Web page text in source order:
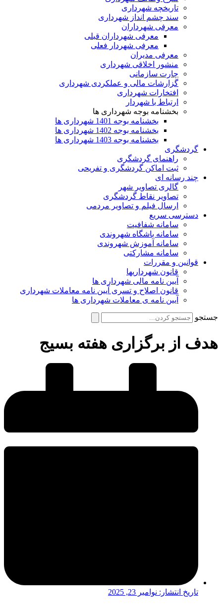
تاریخچه شهرداری
سند چشم انداز شهرداری
معرفی شهرداران
معرفی شهرداران قبلی
معرفی شهردار فعلی
معرفی مدیران
منشور اخلاقی شهرداری
چارت سازمانی
گزارشات مالی و عملکردی شهرداری
افتخارات شهرداری
ارتباط با شهردار
بخشنامه بوجه شهرداری ها
بخشنامه بوجه 1401 شهرداری ها
بخشنامه بوجه 1402 شهرداری ها
بخشنامه بوجه 1403 شهرداری ها
گردشگری
راهنمای گردشگری
ثبت اماکن گردشگری و تفریحی
چند رسانه ای
گالری تصاویر شهر
تصاویر نقاط گردشگری
ارسال فیلم و تصاویر مردمی
دسترسی سریع
سامانه شفافیت
سامانه باشگاه شهروندی
سامانه آموزش شهروندی
سامانه مشارکتی
قوانین و مقررات
قانون شهرداریها
آیین نامه مالی شهرداری ها
قانون اصلاح و تسری آیین نامه معاملات شهرداری
آیین نامه ی معاملات شهرداری ها
جستجو
هدف از برگزاری هفته بسیج
تاریخ انتشار: نوامبر 23, 2025